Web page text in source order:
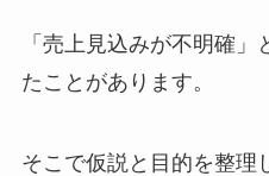
「売上見込みが不明確
たことがあります。
そこで仮説と目的を整理